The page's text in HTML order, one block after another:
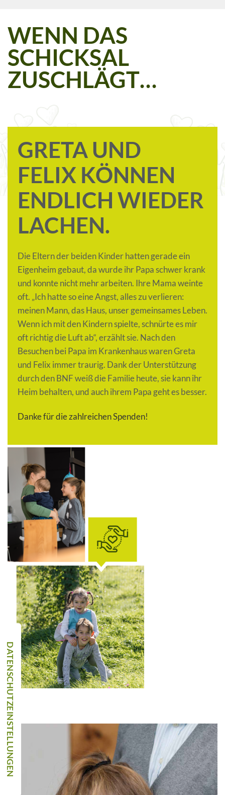
WENN DAS
SCHICKSAL
ZUSCHLÄGT…
GRETA UND
FELIX KÖNNEN
ENDLICH WIEDER
LACHEN.
Die Eltern der beiden Kinder hatten gerade ein
Eigenheim gebaut, da wurde ihr Papa schwer krank
und konnte nicht mehr arbeiten. Ihre Mama weinte
oft. „Ich hatte so eine Angst, alles zu verlieren:
meinen Mann, das Haus, unser gemeinsames Leben.
Wenn ich mit den Kindern spielte, schnürte es mir
oft richtig die Luft ab“, erzählt sie. Nach den
Besuchen bei Papa im Krankenhaus waren Greta
und Felix immer traurig. Dank der Unterstützung
durch den BNF weiß die Familie heute, sie kann ihr
Heim behalten, und auch ihrem Papa geht es besser.
Danke für die zahlreichen Spenden!